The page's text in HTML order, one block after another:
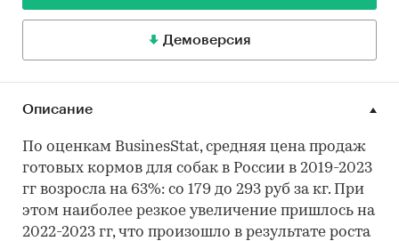
Демоверсия
Описание
По оценкам BusinesStat, средняя цена продаж
готовых кормов для собак в России в 2019-2023
гг возросла на 63%: со 179 до 293 руб за кг. При
этом наиболее резкое увеличение пришлось на
2022-2023 гг, что произошло в результате роста